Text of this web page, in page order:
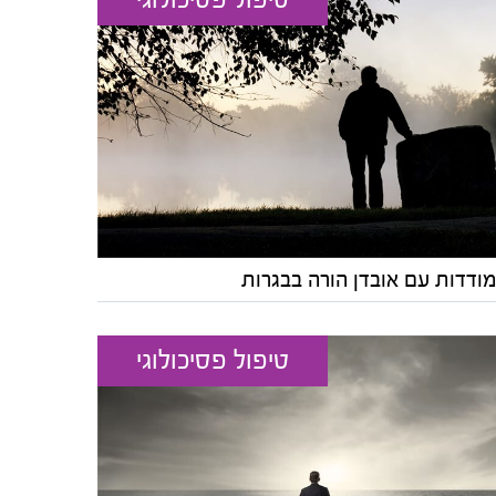
עם אובדן הורה בבגרות
טיפול פסיכולוגי